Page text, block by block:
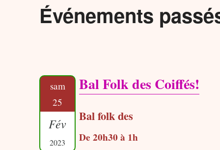
Événements
sam
25
Fév
2023
Bal Folk des Coiffés!
Bal folk des
De 20h30 à 1h